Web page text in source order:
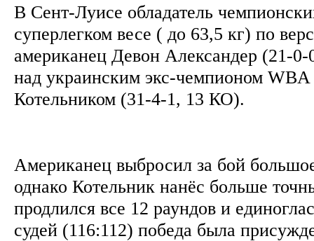
В Сент-Луисе обладатель
суперлегком весе ( до 63,5 кг) по
американец Девон Александер (21-
над украинским экс-чемпионом
Котельником (31-4-1, 13 КО).
Американец выбросил за бой
однако Котельник нанёс больше
продлился все 12 раундов и
судей (116:112) победа была